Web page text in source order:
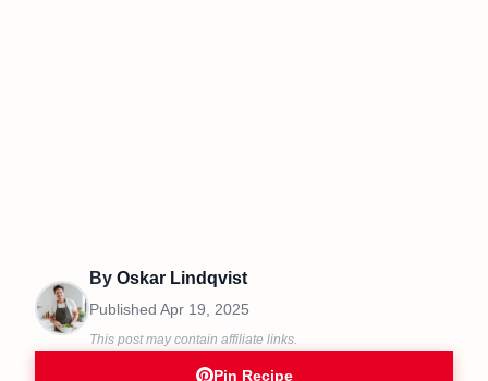
By Oskar Lindqvist
Published Apr 19, 2025
This post may contain affiliate links.
Pin Recipe